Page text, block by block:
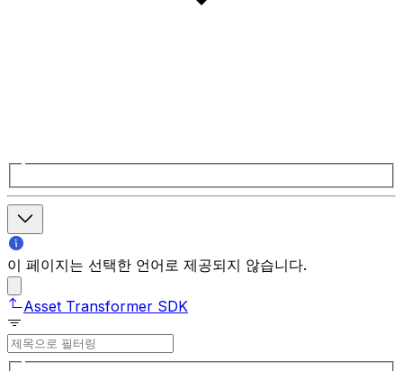
이 페이지는 선택한 언어로 제공되지 않습니다.
Asset Transformer SDK